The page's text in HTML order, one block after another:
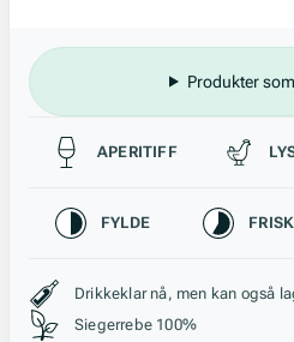
Produkter
Passer til
APERITIFF
Karakteristikk
FYLDE
Stil, lagring og
Drikkeklar nå, men kan også
Siegerrebe 100%